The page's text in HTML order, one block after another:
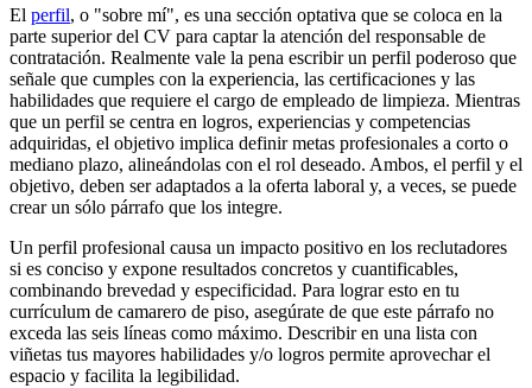
El perfil, o "sobre mí", es una sección optativa que se coloca en la
parte superior del CV para captar la atención del responsable de
contratación. Realmente vale la pena escribir un perfil poderoso que
señale que cumples con la experiencia, las certificaciones y las
habilidades que requiere el cargo de empleado de limpieza. Mientras
que un perfil se centra en logros, experiencias y competencias
adquiridas, el objetivo implica definir metas profesionales a corto o
mediano plazo, alineándolas con el rol deseado. Ambos, el perfil y el
objetivo, deben ser adaptados a la oferta laboral y, a veces, se puede
crear un sólo párrafo que los integre.
Un perfil profesional causa un impacto positivo en los reclutadores
si es conciso y expone resultados concretos y cuantificables,
combinando brevedad y especificidad. Para lograr esto en tu
currículum de camarero de piso, asegúrate de que este párrafo no
exceda las seis líneas como máximo. Describir en una lista con
viñetas tus mayores habilidades y/o logros permite aprovechar el
espacio y facilita la legibilidad.